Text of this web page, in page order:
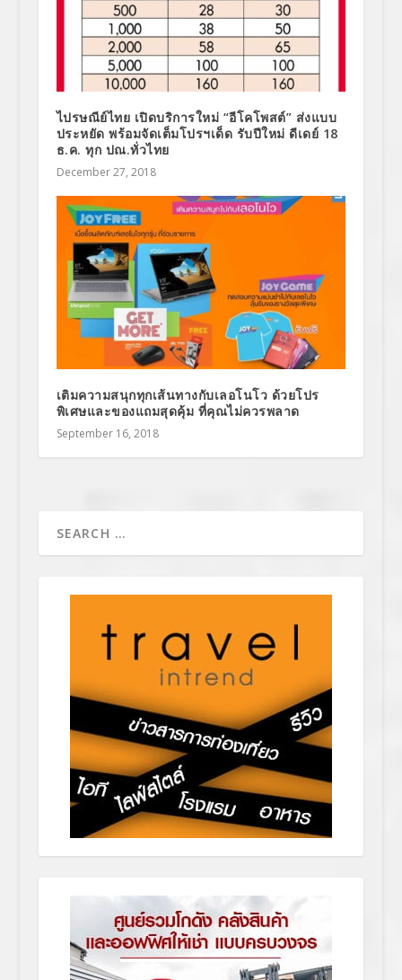
ไปรษณีย์ไทย เปิดบริการใหม่ “อีโคโพสต์” ส่งแบบ
ประหยัด พร้อมจัดเต็มโปรฯเด็ด รับปีใหม่ ดีเดย์ 18
ธ.ค. ทุก ปณ.ทั่วไทย
December 27, 2018
เติมความสนุกทุกเส้นทางกับเลอโนโว ด้วยโปร
พิเศษและของแถมสุดคุ้ม ที่คุณไม่ควรพลาด
September 16, 2018